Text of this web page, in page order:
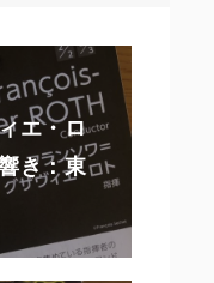
エ・ロ
き：東